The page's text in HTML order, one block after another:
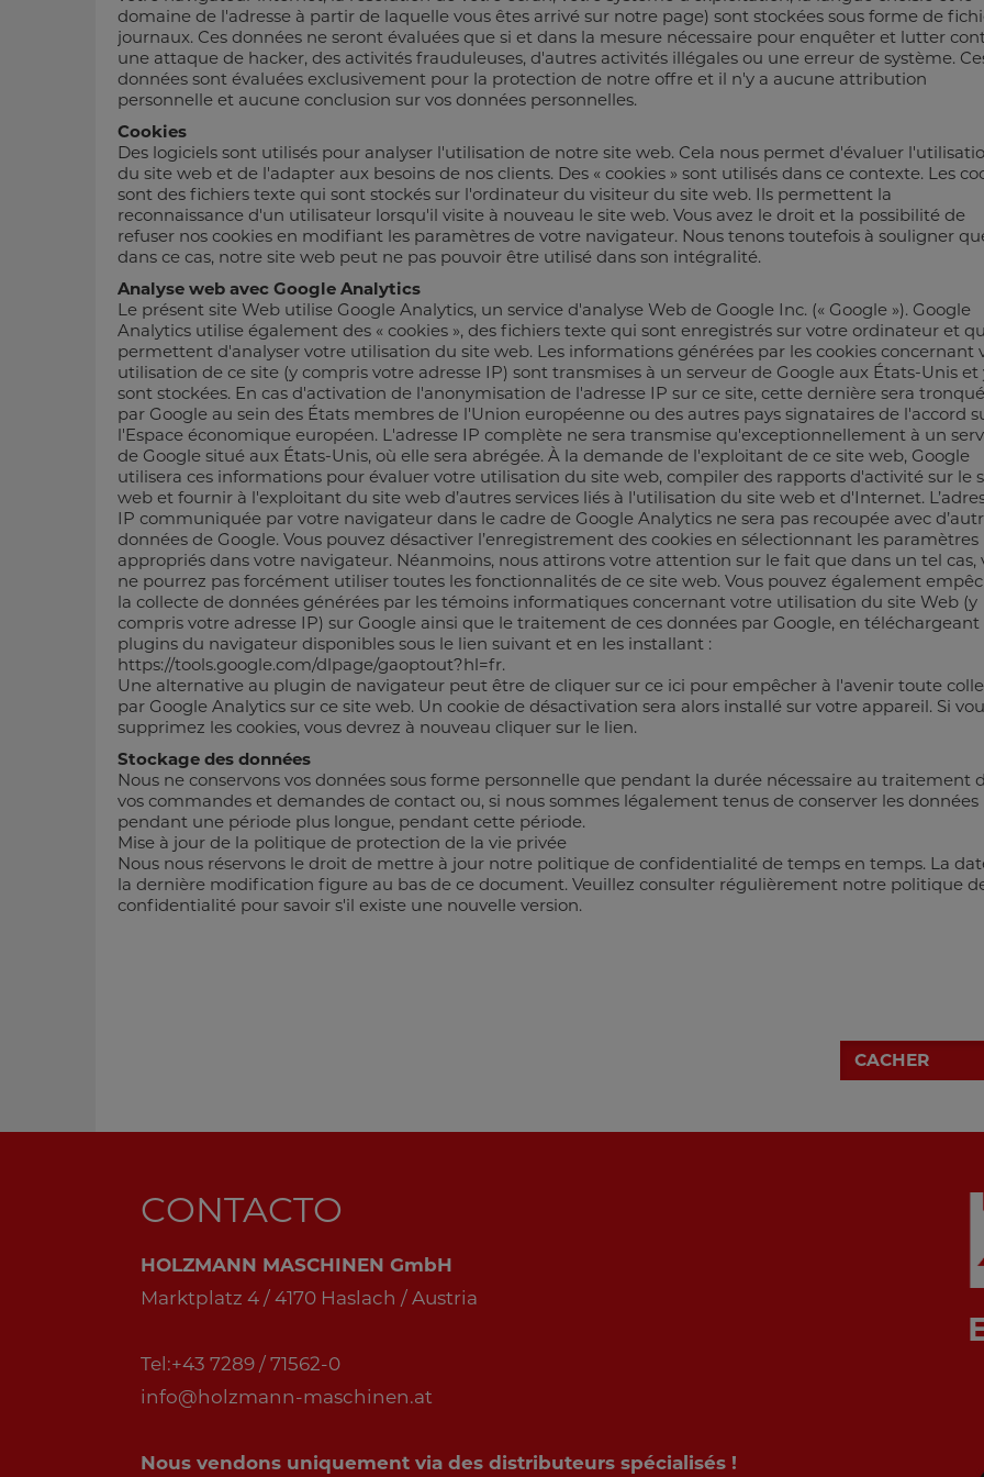
domaine de l'adresse à partir de laquelle vous êtes arrivé sur notre page) sont stockées sous forme de
journaux. Ces données ne seront évaluées que si et dans la mesure nécessaire pour enquêter et lutter
une attaque de hacker, des activités frauduleuses, d'autres activités illégales ou une erreur de système.
données sont évaluées exclusivement pour la protection de notre offre et il n'y a aucune attribution
personnelle et aucune conclusion sur vos données personnelles.
Cookies
Des logiciels sont utilisés pour analyser l'utilisation de notre site web. Cela nous permet d'évaluer
du site web et de l'adapter aux besoins de nos clients. Des « cookies » sont utilisés dans ce contexte. Les
sont des fichiers texte qui sont stockés sur l'ordinateur du visiteur du site web. Ils permettent la
reconnaissance d'un utilisateur lorsqu'il visite à nouveau le site web. Vous avez le droit et la possibilité de
refuser nos cookies en modifiant les paramètres de votre navigateur. Nous tenons toutefois à souligner
dans ce cas, notre site web peut ne pas pouvoir être utilisé dans son intégralité.
Analyse web avec Google Analytics
Le présent site Web utilise Google Analytics, un service d'analyse Web de Google Inc. (« Google »). Google
Analytics utilise également des « cookies », des fichiers texte qui sont enregistrés sur votre ordinateur et
permettent d'analyser votre utilisation du site web. Les informations générées par les cookies concernant
utilisation de ce site (y compris votre adresse IP) sont transmises à un serveur de Google aux États-Unis et
sont stockées. En cas d'activation de l'anonymisation de l'adresse IP sur ce site, cette dernière sera
par Google au sein des États membres de l'Union européenne ou des autres pays signataires de l'accord
l'Espace économique européen. L'adresse IP complète ne sera transmise qu'exceptionnellement à un
de Google situé aux États-Unis, où elle sera abrégée. À la demande de l'exploitant de ce site web, Google
utilisera ces informations pour évaluer votre utilisation du site web, compiler des rapports d'activité sur le
web et fournir à l'exploitant du site web d’autres services liés à l'utilisation du site web et d'Internet.
IP communiquée par votre navigateur dans le cadre de Google Analytics ne sera pas recoupée avec
données de Google. Vous pouvez désactiver l’enregistrement des cookies en sélectionnant les paramètres
appropriés dans votre navigateur. Néanmoins, nous attirons votre attention sur le fait que dans un tel cas,
ne pourrez pas forcément utiliser toutes les fonctionnalités de ce site web. Vous pouvez également
la collecte de données générées par les témoins informatiques concernant votre utilisation du site Web (y
compris votre adresse IP) sur Google ainsi que le traitement de ces données par Google, en téléchargeant
plugins du navigateur disponibles sous le lien suivant et en les installant :
https://tools.google.com/dlpage/gaoptout?hl=fr.
Une alternative au plugin de navigateur peut être de cliquer sur ce ici pour empêcher à l'avenir toute
par Google Analytics sur ce site web. Un cookie de désactivation sera alors installé sur votre appareil. Si
supprimez les cookies, vous devrez à nouveau cliquer sur le lien.
Stockage des données
Nous ne conservons vos données sous forme personnelle que pendant la durée nécessaire au traitement
vos commandes et demandes de contact ou, si nous sommes légalement tenus de conserver les données
pendant une période plus longue, pendant cette période.
Mise à jour de la politique de protection de la vie privée
Nous nous réservons le droit de mettre à jour notre politique de confidentialité de temps en temps. La
la dernière modification figure au bas de ce document. Veuillez consulter régulièrement notre politique
confidentialité pour savoir s'il existe une nouvelle version.
CACHER
CONTACTO
HOLZMANN MASCHINEN GmbH
Marktplatz 4 / 4170 Haslach / Austria
Tel:+43 7289 / 71562-0
info@holzmann-maschinen.at
Nous vendons uniquement via des distributeurs spécialisés !